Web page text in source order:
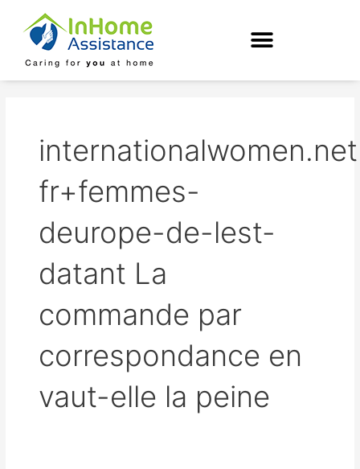
content
internationalwomen.net
fr+femmes-
deurope-de-lest-
datant La
commande par
correspondance en
vaut-elle la peine